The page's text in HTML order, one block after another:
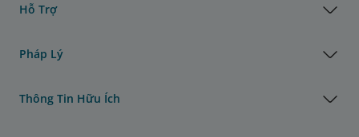
Hỗ Trợ
Pháp Lý
Thông Tin Hữu Ích